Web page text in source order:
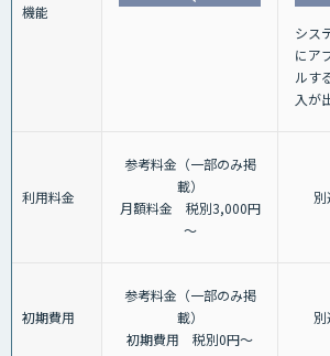
機能
シス
にア
ルす
入が
利用料金
参考料金（一部のみ掲
載）
月額料金 税別3,000円
～
初期費用
参考料金（一部のみ掲
載）
初期費用 税別0円～